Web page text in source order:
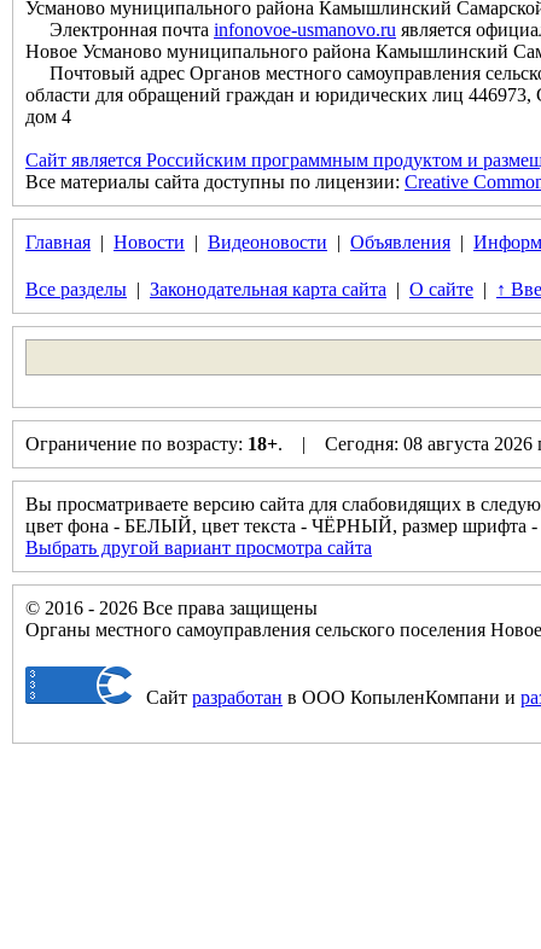
Усманово муниципального района Камышлинский
Электронная почта infonovoe-usmanovo.ru является
Новое Усманово муниципального района Камышлинский
Почтовый адрес Органов местного самоуправления
области для обращений граждан и юридических лиц
дом 4
Сайт является Российским программным продуктом и
Все материалы сайта доступны по лицензии: Creative
Главная | Новости | Видеоновости | Объявления |
Все разделы | Законодательная карта сайта | О сайте | ↑
Ограничение по возрасту: 18+. | Сегодня: 08 августа
Вы просматриваете версию сайта для слабовидящих в
цвет фона - БЕЛЫЙ, цвет текста - ЧЁРНЫЙ, размер
Выбрать другой вариант просмотра сайта
© 2016 - 2026 Все права защищены
Органы местного самоуправления сельского поселения
Сайт разработан в ООО КопыленКомпани и